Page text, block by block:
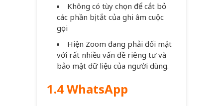
Không có tùy chọn để cắt bỏ
các phần bị tắt của ghi âm cuộc
gọi
Hiện Zoom đang phải đối mặt
với rất nhiều vấn đề riêng tư và
bảo mật dữ liệu của người dùng.
1.4 WhatsApp